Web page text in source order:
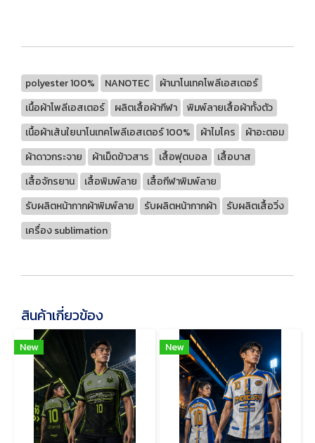
polyester 100% NANOTEC
ผ้านาโนเทคโพลีเอสเตอร์
เนื้อผ้าโพลีเอสเตอร์
ผลิตเสื้อผ้ากีฬา
พิมพ์ลายเสื้อผ้าทั้งตัว
เนื้อผ้าเส้นใยนาโนเทคโพลีเอสเตอร์ 100%
ผ้าไมโคร
ผ้าอะตอม
ผ้าดาวกระจาย
ผ้าเม็ดข้าวสาร เสื้อฟุตบอล
เสื้อบาส
เสื้อจักรยาน
เสื้อพิมพ์ลาย
เสื้อกีฬาพิมพ์ลาย
รับผลิตหน้ากากผ้าพิมพ์ลาย
รับผลิตหน้ากากผ้า
รับผลิตเสื้อวิ่ง
เครื่อง sublimation
สินค้าเกี่ยวข้อง
New New